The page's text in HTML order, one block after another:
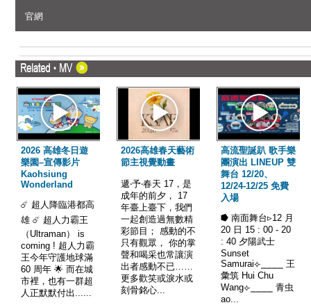
官網
2026 高雄冬日遊
樂園–宣傳影片
Kaohsiung
Wonderland
☄️ 超人降臨港都高
雄 ☄️ 超人力霸王
（Ultraman） is
coming ! 超人力霸
王今年守護地球滿
60 周年 🌟 而在城
市裡，也有一群超
人正默默付出......
2026高雄春天藝術
節主視覺動畫
遞‧予‧春天 17，是
成年的前夕， 17
年臺上臺下，我們
一起創造過無數精
彩節目； 感動的不
只有觀眾， 你的掌
聲和喝采也常讓演
出者感動不已……
更多歡笑或淚水或
刻骨銘心...
高流聖誕趴 歌手樂
團演出 LINEUP 雙
舞台 12/20、
12/24-12/25 免費
入場
⭓ 南面舞台▹12 月
20 日 15 : 00 - 20
: 40 夕陽武士
Sunset
Samurai⟣⎯⎯⎯⎯ 王
彙筑 Hui Chu
Wang⟣⎯⎯⎯⎯ 青虫
ao...